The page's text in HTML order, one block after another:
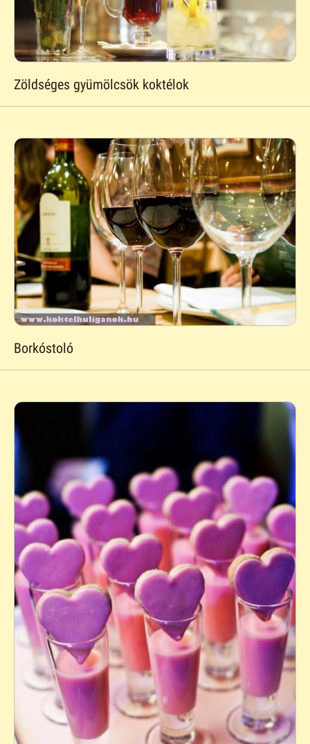
Zöldséges gyümölcsök koktélok
Borkóstoló